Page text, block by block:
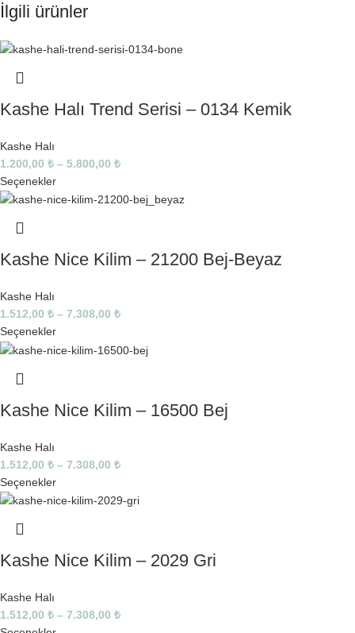
İlgili ürünler
Kashe Halı Trend Serisi – 0134 Kemik
Kashe Halı
1.200,00 ₺ – 5.800,00 ₺
Seçenekler
Kashe Nice Kilim – 21200 Bej-Beyaz
Kashe Halı
1.512,00 ₺ – 7.308,00 ₺
Seçenekler
Kashe Nice Kilim – 16500 Bej
Kashe Halı
1.512,00 ₺ – 7.308,00 ₺
Seçenekler
Kashe Nice Kilim – 2029 Gri
Kashe Halı
1.512,00 ₺ – 7.308,00 ₺